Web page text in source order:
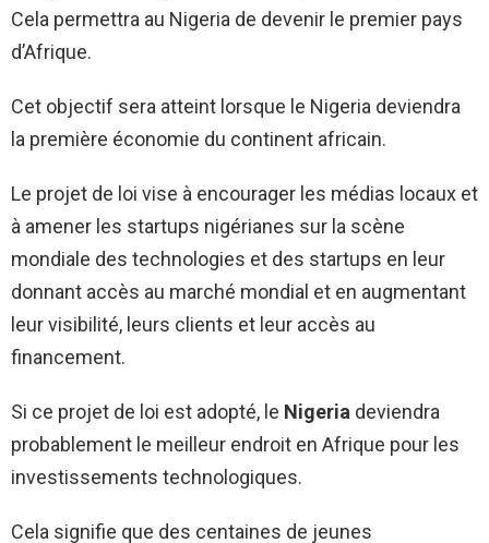
Cela permettra au Nigeria de devenir le premier pays
d’Afrique.
Cet objectif sera atteint lorsque le Nigeria deviendra
la première économie du continent africain.
Le projet de loi vise à encourager les médias locaux et
à amener les startups nigérianes sur la scène
mondiale des technologies et des startups en leur
donnant accès au marché mondial et en augmentant
leur visibilité, leurs clients et leur accès au
financement.
Si ce projet de loi est adopté, le Nigeria deviendra
probablement le meilleur endroit en Afrique pour les
investissements technologiques.
Cela signifie que des centaines de jeunes